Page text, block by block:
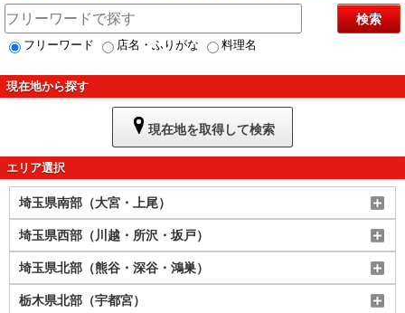
検索
フリーワード 店名・ふりがな 料理名
現在地から探す
現在地を取得して検索
エリア選択
埼玉県南部（大宮・上尾）
埼玉県西部（川越・所沢・坂戸）
埼玉県北部（熊谷・深谷・鴻巣）
栃木県北部（宇都宮）